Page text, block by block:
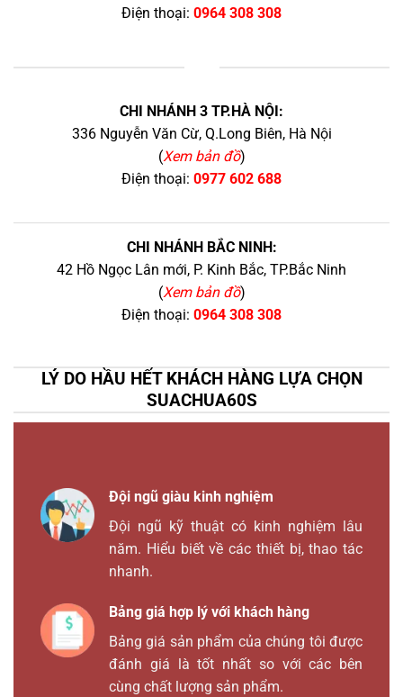
Điện thoại: 0964 308 308
CHI NHÁNH 3 TP.HÀ NỘI:
336 Nguyễn Văn Cừ, Q.Long Biên, Hà Nội
(Xem bản đồ)
Điện thoại: 0977 602 688
CHI NHÁNH BẮC NINH:
42 Hồ Ngọc Lân mới, P. Kinh Bắc, TP.Bắc Ninh
(Xem bản đồ)
Điện thoại: 0964 308 308
LÝ DO HẦU HẾT KHÁCH HÀNG LỰA CHỌN
SUACHUA60S
Đội ngũ giàu kinh nghiệm
Đội ngũ kỹ thuật có kinh nghiệm lâu
năm. Hiểu biết về các thiết bị, thao tác
nhanh.
Bảng giá hợp lý với khách hàng
Bảng giá sản phẩm của chúng tôi được
đánh giá là tốt nhất so với các bên
cùng chất lượng sản phẩm.